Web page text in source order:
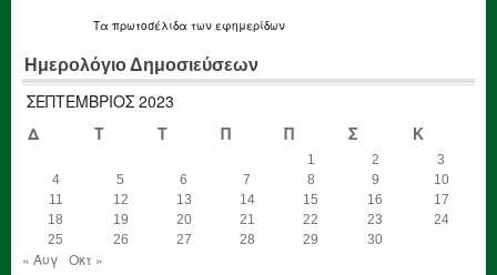
Τα πρωτοσέλιδα των εφημερίδων
Ημερολόγιο Δημοσιεύσεων
ΣΕΠΤΈΜΒΡΙΟΣ 2023
Δ
Τ Τ Π Π Σ Κ
1 2
3
4
5 6 7 8 9
10
11
12 13 14 15 16
17
18
19 20 21 22 23
24
25
26 27 28 29 30
« Αυγ Οκτ »